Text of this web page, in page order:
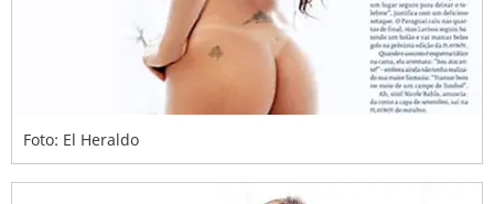
Foto: El Heraldo